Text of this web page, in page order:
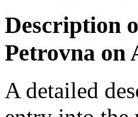
Description
Petrovna on
A detailed